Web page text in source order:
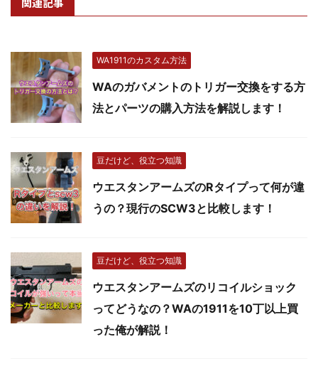
WA1911のカスタム方法
WAのガバメントのトリガー交換をする方
法とパーツの購入方法を解説します！
豆だけど、役立つ知識
ウエスタンアームズのRタイプって何が違
うの？現行のSCW3と比較します！
豆だけど、役立つ知識
ウエスタンアームズのリコイルショック
ってどうなの？WAの1911を10丁以上買
った俺が解説！